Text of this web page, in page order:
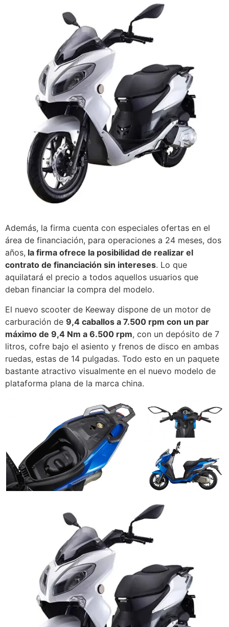
Además, la firma cuenta con especiales ofertas en el
área de financiación, para operaciones a 24 meses, dos
años, la firma ofrece la posibilidad de realizar el
contrato de financiación sin intereses. Lo que
aquilatará el precio a todos aquellos usuarios que
deban financiar la compra del modelo.
El nuevo scooter de Keeway dispone de un motor de
carburación de 9,4 caballos a 7.500 rpm con un par
máximo de 9,4 Nm a 6.500 rpm, con un depósito de 7
litros, cofre bajo el asiento y frenos de disco en ambas
ruedas, estas de 14 pulgadas. Todo esto en un paquete
bastante atractivo visualmente en el nuevo modelo de
plataforma plana de la marca china.